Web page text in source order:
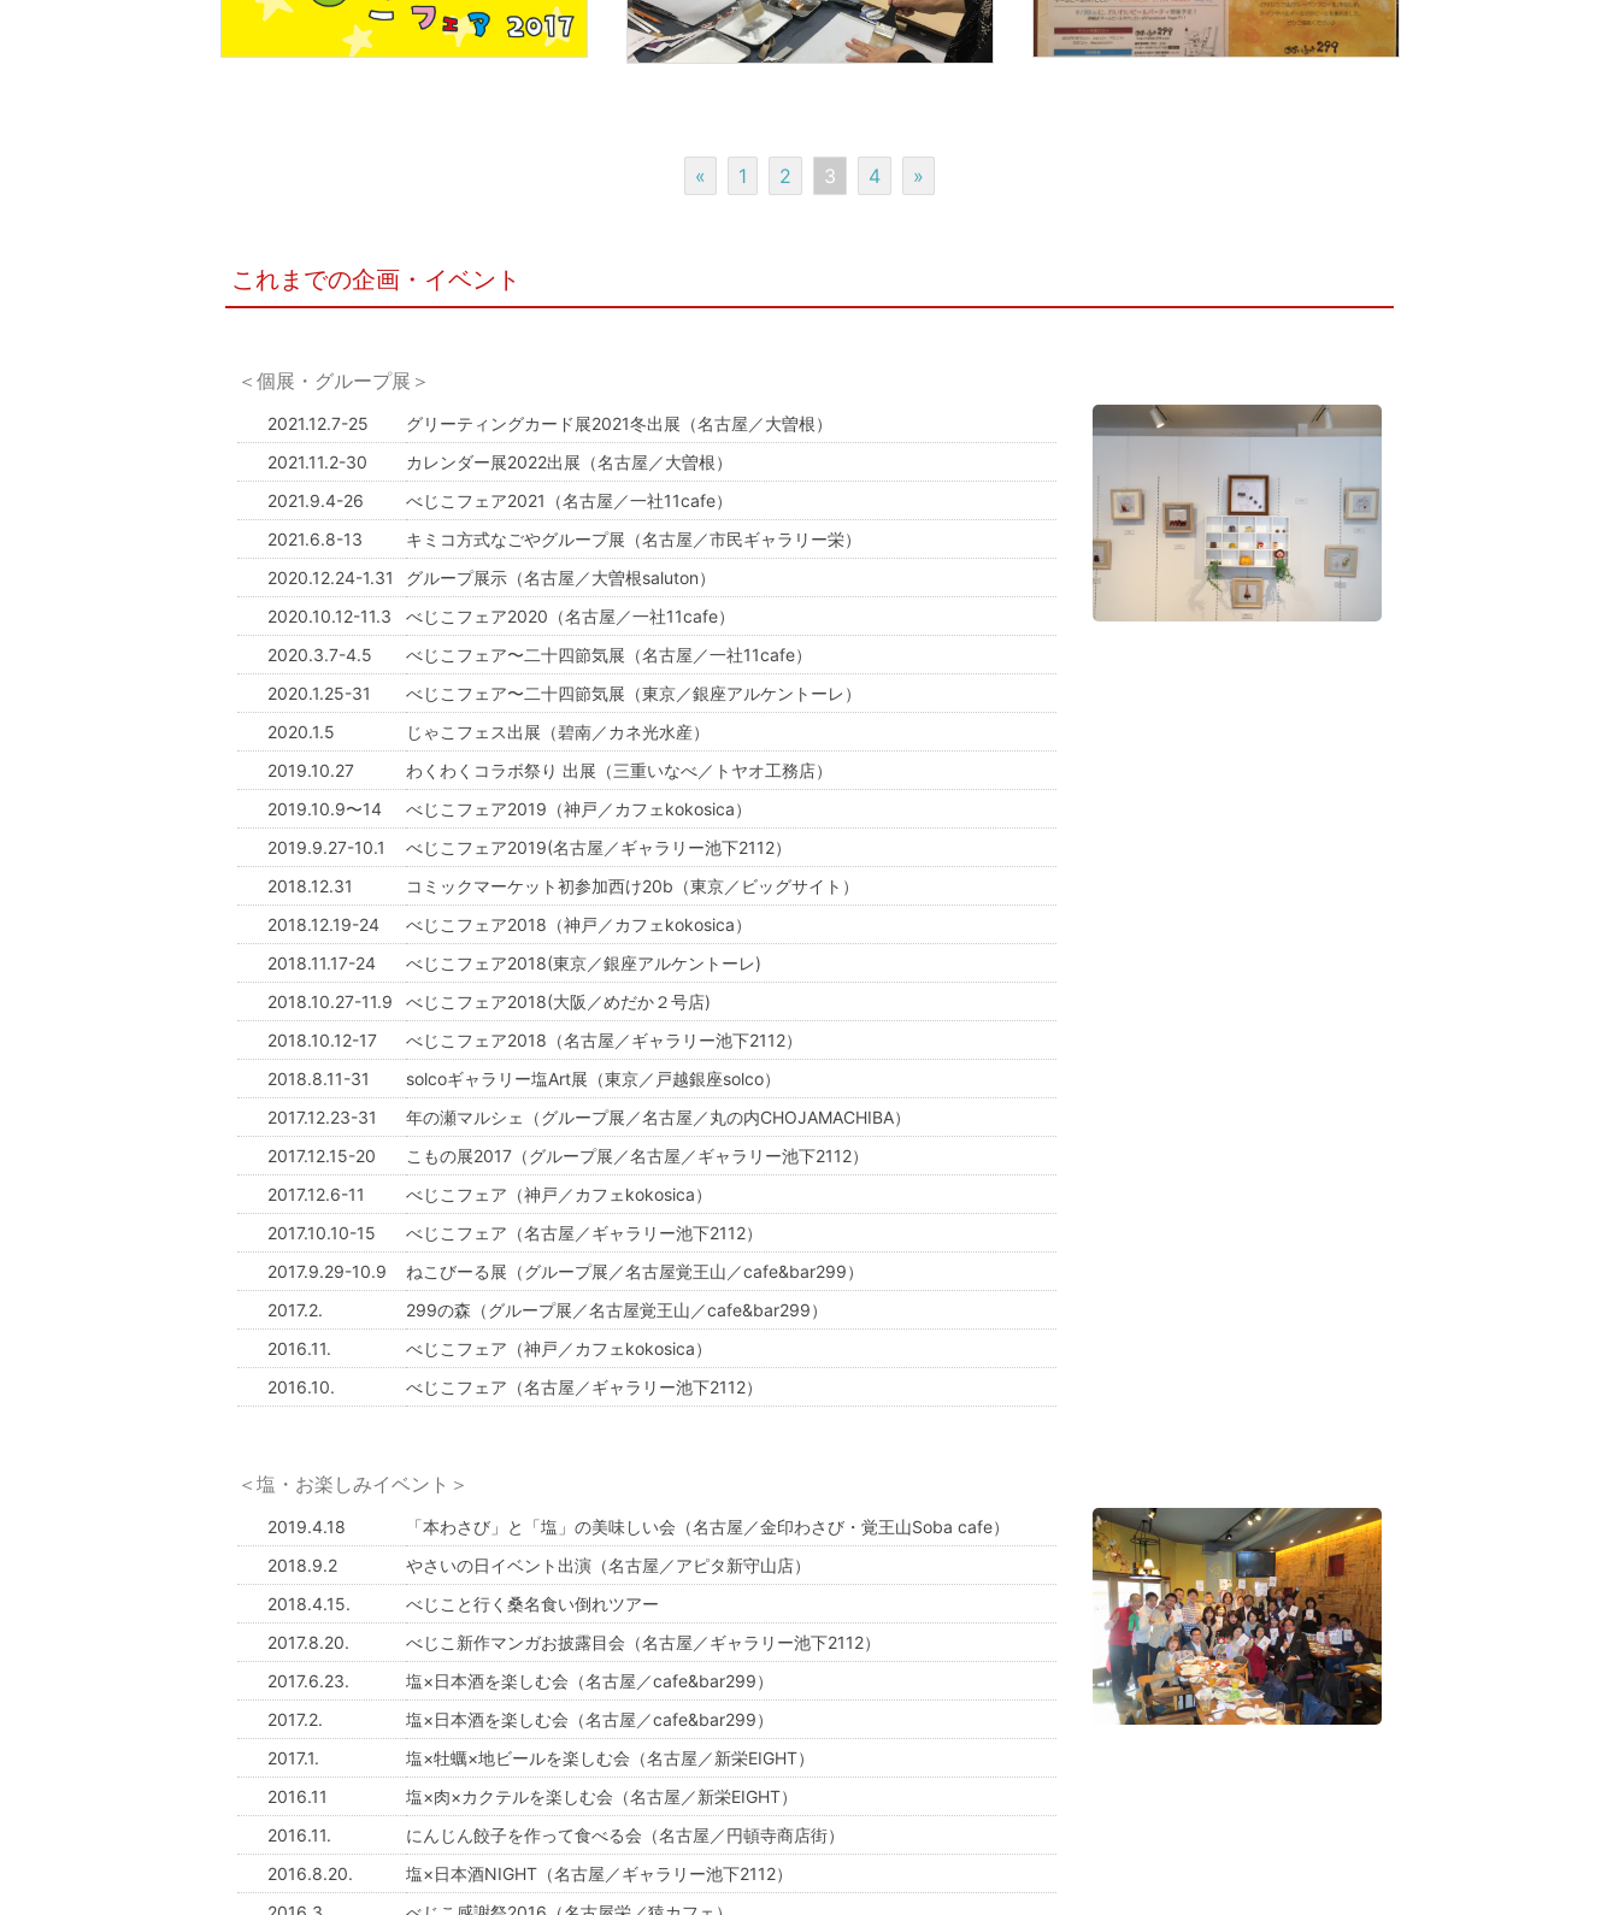
« 1 2 3 4 »
これまでの企画・イベント
＜個展・グループ展＞
2021.12.7-25
グリーティングカード展2021冬出展（名古屋／大曽根）
2021.11.2-30
カレンダー展2022出展（名古屋／大曽根）
2021.9.4-26
べじこフェア2021（名古屋／一社11cafe）
2021.6.8-13
キミコ方式なごやグループ展（名古屋／市民ギャラリー栄）
2020.12.24-1.31
グループ展示（名古屋／大曽根saluton）
2020.10.12-11.3
べじこフェア2020（名古屋／一社11cafe）
2020.3.7-4.5
べじこフェア〜二十四節気展（名古屋／一社11cafe）
2020.1.25-31
べじこフェア〜二十四節気展（東京／銀座アルケントーレ）
2020.1.5
じゃこフェス出展（碧南／カネ光水産）
2019.10.27
わくわくコラボ祭り 出展（三重いなべ／トヤオ工務店）
2019.10.9〜14
べじこフェア2019（神戸／カフェkokosica）
2019.9.27-10.1
べじこフェア2019(名古屋／ギャラリー池下2112）
2018.12.31
コミックマーケット初参加西け20b（東京／ビッグサイト）
2018.12.19-24
べじこフェア2018（神戸／カフェkokosica）
2018.11.17-24
べじこフェア2018(東京／銀座アルケントーレ)
2018.10.27-11.9
べじこフェア2018(大阪／めだか２号店)
2018.10.12-17
べじこフェア2018（名古屋／ギャラリー池下2112）
2018.8.11-31
solcoギャラリー塩Art展（東京／戸越銀座solco）
2017.12.23-31
年の瀬マルシェ（グループ展／名古屋／丸の内CHOJAMACHIBA）
2017.12.15-20
こもの展2017（グループ展／名古屋／ギャラリー池下2112）
2017.12.6-11
べじこフェア（神戸／カフェkokosica）
2017.10.10-15
べじこフェア（名古屋／ギャラリー池下2112）
2017.9.29-10.9
ねこびーる展（グループ展／名古屋覚王山／cafe&bar299）
2017.2.
299の森（グループ展／名古屋覚王山／cafe&bar299）
2016.11.
べじこフェア（神戸／カフェkokosica）
2016.10.
べじこフェア（名古屋／ギャラリー池下2112）
＜塩・お楽しみイベント＞
2019.4.18
「本わさび」と「塩」の美味しい会（名古屋／金印わさび・覚王山Soba cafe）
2018.9.2
やさいの日イベント出演（名古屋／アピタ新守山店）
2018.4.15.
べじこと行く桑名食い倒れツアー
2017.8.20.
べじこ新作マンガお披露目会（名古屋／ギャラリー池下2112）
2017.6.23.
塩×日本酒を楽しむ会（名古屋／cafe&bar299）
2017.2.
塩×日本酒を楽しむ会（名古屋／cafe&bar299）
2017.1.
塩×牡蠣×地ビールを楽しむ会（名古屋／新栄EIGHT）
2016.11
塩×肉×カクテルを楽しむ会（名古屋／新栄EIGHT）
2016.11.
にんじん餃子を作って食べる会（名古屋／円頓寺商店街）
2016.8.20.
塩×日本酒NIGHT（名古屋／ギャラリー池下2112）